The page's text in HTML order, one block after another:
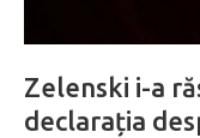
Zelenski i-a
declarația